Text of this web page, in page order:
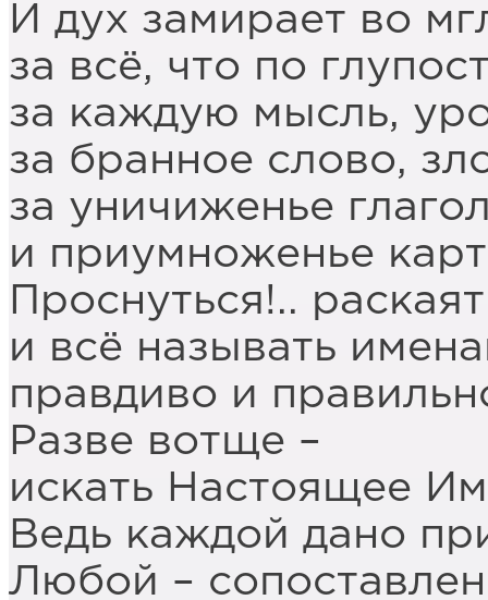
И дух замирает во
за всё, что по
за каждую мысль,
за бранное слово,
за уничиженье
и приумноженье
Проснуться!..
и всё называть
правдиво и
Разве вотще –
искать Настоящее
Ведь каждой дано
Любой –